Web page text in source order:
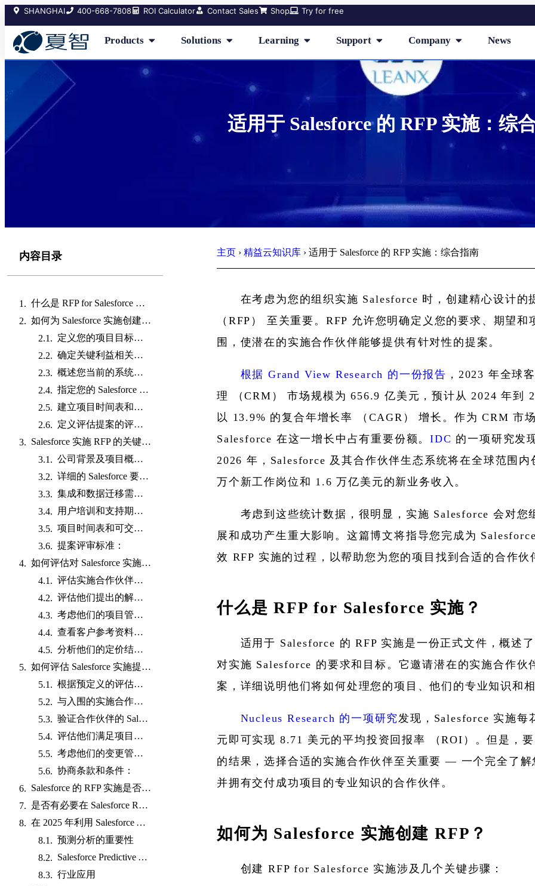
SHANGHAI 400-668-7808 ROI Calculator Contact Sales Shop Try for free
Products Solutions Learning Support Company News
适用于 Salesforce 的 RFP 实施：综
内容目录
什么是 RFP for Salesforce 实施？
如何为 Salesforce 实施创建 RFP？
定义您的项目目标和范围：
确定关键利益相关者并收集他们的意见：
概述您当前的系统和流程：
指定您的 Salesforce 要求和所需的自定义设置：
建立项目时间表和里程碑：
定义评估提案的评估标准：
Salesforce 实施 RFP 的关键组成部分是什么？
公司背景及项目概况：
详细的 Salesforce 要求和所需的功能：
集成和数据迁移需求：
用户培训和支持期望：
项目时间表和可交付成果：
提案评审标准：
如何评估对 Salesforce 实施 RFP 的响应？
评估实施合作伙伴的 Salesforce 专业知识和认证：
评估他们提出的解决方案是否符合您的要求：
考虑他们的项目管理方法和方法：
查看客户参考资料和案例研究：
分析他们的定价结构和物有所值：
如何评估 Salesforce 实施提案？
根据预定义的评估标准对建议进行评分：
与入围的实施合作伙伴进行演示或访谈：
验证合作伙伴的 Salesforce 专业知识和认证：
评估他们满足项目时间表和预算的能力：
考虑他们的变更管理和用户采用方法：
协商条款和条件：
Salesforce 的 RFP 实施是否应该包括预算详细信息？
是否有必要在 Salesforce RFP 中指定技术要求？
在 2025 年利用 Salesforce AI 进行预测分析
预测分析的重要性
Salesforce Predictive Analytics 的主要特点
行业应用
主页 › 精益云知识库 ›适用于 Salesforce 的 RFP 实施：综合指南
在考虑为您的组织实施 Salesforce 时，创建精心设计的
（RFP） 至关重要。RFP 允许您明确定义您的要求、期望和
围，使潜在的实施合作伙伴能够提供有针对性的提案。
根据 Grand View Research 的一份报告 ，2023 年全球
理 （CRM） 市场规模为 656.9 亿美元，预计从 2024 年到
以 13.9% 的复合年增长率 （CAGR） 增长。作为 CRM 市
Salesforce 在这一增长中占有重要份额。IDC 的一项研究发
2026 年，Salesforce 及其合作伙伴生态系统将在全球范围内
万个新工作岗位和 1.6 万亿美元的新业务收入。
考虑到这些统计数据，很明显，实施 Salesforce 会对您
展和成功产生重大影响。这篇博文将指导您完成为
效 RFP 实施的过程，以帮助您为您的项目找到合适的合作伙
什么是 RFP for Salesforce 实施？
适用于 Salesforce 的 RFP 实施是一份正式文件，概述
对实施 Salesforce 的要求和目标。它邀请潜在的实施合作伙
案，详细说明他们将如何处理您的项目、他们的专业知识和
Nucleus Research 的一项研究 发现，Salesforce 实施每
元即可实现 8.71 美元的平均投资回报率 （ROI）。但是，
的结果，选择合适的实施合作伙伴至关重要 — 一个完全了解
并拥有交付成功项目的专业知识的合作伙伴。
如何为 Salesforce 实施创建 RFP？
创建 RFP for Salesforce 实施涉及几个关键步骤：